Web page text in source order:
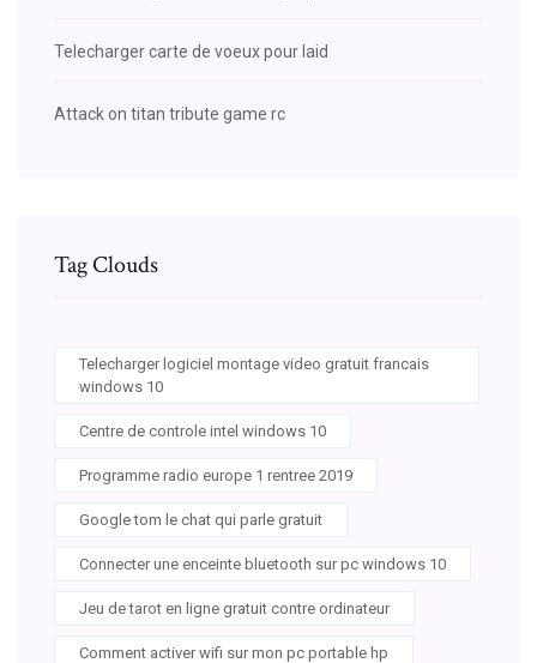
Telecharger carte de voeux pour laid
Attack on titan tribute game rc
Tag Clouds
Telecharger logiciel montage video gratuit francais
windows 10
Centre de controle intel windows 10
Programme radio europe 1 rentree 2019
Google tom le chat qui parle gratuit
Connecter une enceinte bluetooth sur pc windows 10
Jeu de tarot en ligne gratuit contre ordinateur
Comment activer wifi sur mon pc portable hp